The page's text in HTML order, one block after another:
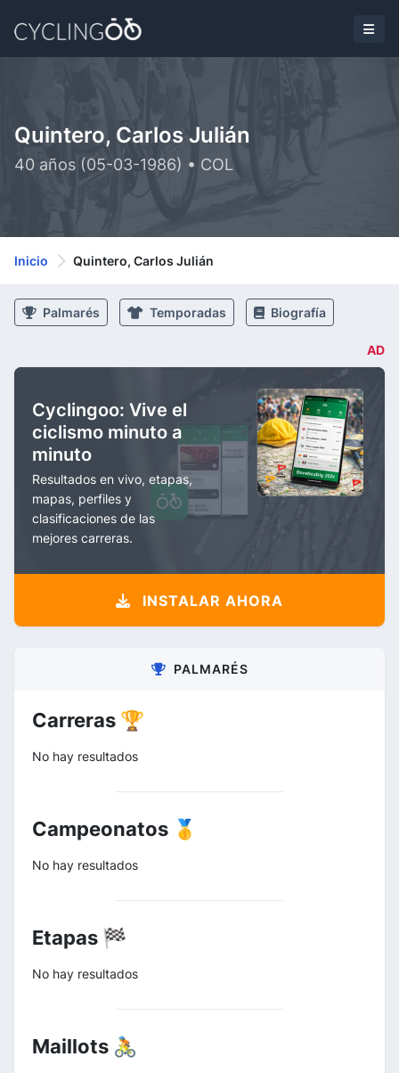
Quintero, Carlos Julián
40 años (05-03-1986) • COL
Inicio Quintero, Carlos Julián
Palmarés Temporadas Biografía
AD
Cyclingoo: Vive el
ciclismo minuto a
minuto
Resultados en vivo, etapas,
mapas, perfiles y
clasificaciones de las
mejores carreras.
INSTALAR AHORA
PALMARÉS
Carreras 🏆
No hay resultados
Campeonatos 🥇
No hay resultados
Etapas 🏁
No hay resultados
Maillots 🚴